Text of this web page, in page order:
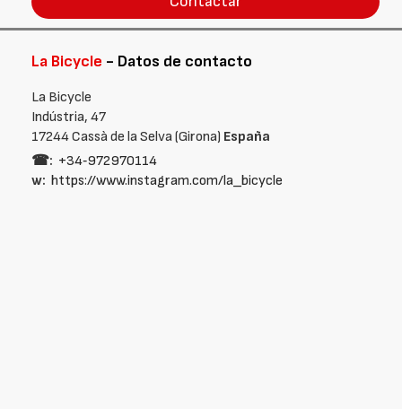
La Bicycle - Datos de contacto
La Bicycle
Indústria, 47
17244 Cassà de la Selva (Girona) España
☎: +34‑972970114
w: https://www.instagram.com/la_bicycle